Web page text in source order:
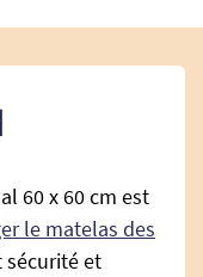
60 x 60 cm est
le matelas des
et